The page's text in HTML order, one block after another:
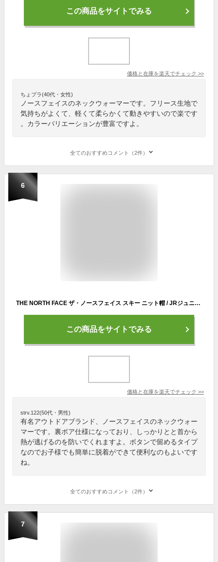
この商品をサイトでみる
価格と在庫を楽天でチェック >>
ちょプラ(40代・女性)
ノースフェイスのネックウォーマーです。フリース生地で
気持ちがよくて、軽くて柔らかくて動きやすいので楽です
。カラーバリエーションが豊富ですよ。
全てのおすすめコメント（2件）
6
THE NORTH FACE ザ・ノースフェイス スキー ニット帽 / JRジュニアネックウォーマー＜2023＞ K K RV COZY NK GA / NNJ72200
この商品をサイトでみる
価格と在庫を楽天でチェック >>
strv.122(50代・男性)
有名アウトドアブランド、ノースフェイスのネックウォー
マーです。裏ボア仕様になっており、しっかりとと首から
熱が逃げるのを防いでくれますよ。ボタンで留めるタイプ
なのでお子様でも簡単に脱着ができて便利なのもよいです
ね。
全てのおすすめコメント（2件）
7